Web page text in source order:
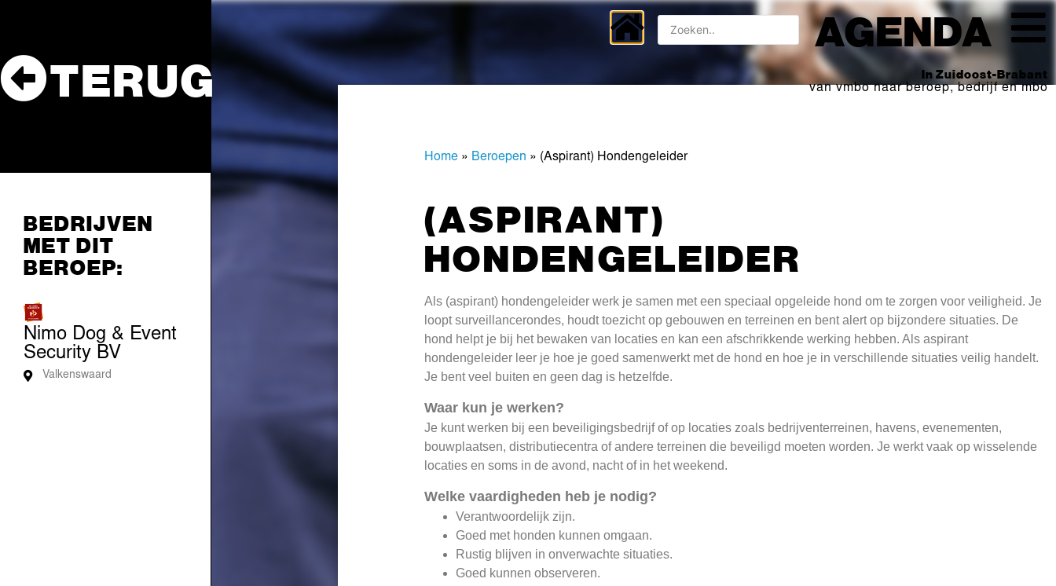
TERUG
BEDRIJVEN
MET DIT
BEROEP:
Nimo Dog & Event
Security BV
Valkenswaard
Home » Beroepen » (Aspirant) Hondengeleider
(ASPIRANT)
HONDENGELEIDER
Als (aspirant) hondengeleider werk je samen met een speciaal opgeleide hond om te zorgen voor veiligheid. Je
loopt surveillancerondes, houdt toezicht op gebouwen en terreinen en bent alert op bijzondere situaties. De
hond helpt je bij het bewaken van locaties en kan een afschrikkende werking hebben. Als aspirant
hondengeleider leer je hoe je goed samenwerkt met de hond en hoe je in verschillende situaties veilig handelt.
Je bent veel buiten en geen dag is hetzelfde.
Waar kun je werken?
Je kunt werken bij een beveiligingsbedrijf of op locaties zoals bedrijventerreinen, havens, evenementen,
bouwplaatsen, distributiecentra of andere terreinen die beveiligd moeten worden. Je werkt vaak op wisselende
locaties en soms in de avond, nacht of in het weekend.
Welke vaardigheden heb je nodig?
Verantwoordelijk zijn.
Goed met honden kunnen omgaan.
Rustig blijven in onverwachte situaties.
Goed kunnen observeren.
AGENDA
In Zuidoost-Brabant
van vmbo naar beroep, bedrijf en mbo